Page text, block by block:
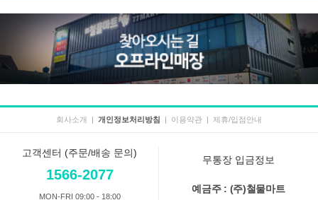
회사소개 | 개인정보처리방침 | 이용약관 | 제휴/입점안내
고객센터 (주문/배송 문의)
1566-2077
MON-FRI 09:00 - 18:00
무통장 입금정보
예금주 : (주)철물마트